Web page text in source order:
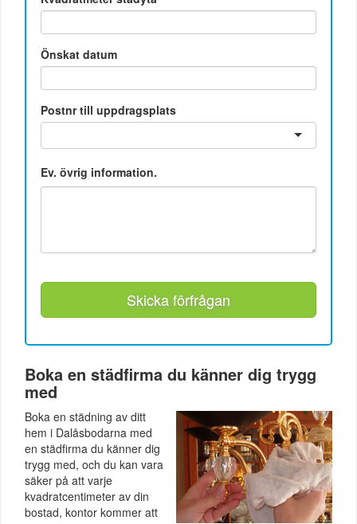
Önskat datum
Postnr till uppdragsplats
Ev. övrig information.
Skicka förfrågan
Boka en städfirma du känner dig trygg
med
Boka en städning av ditt
hem i Dalåsbodarna med
en städfirma du känner dig
trygg med, och du kan vara
säker på att varje
kvadratcentimeter av din
bostad, kontor kommer att